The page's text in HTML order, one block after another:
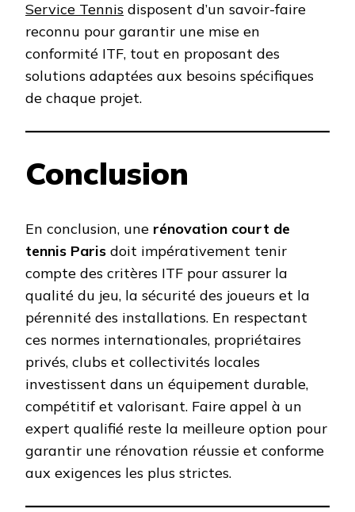
Service Tennis disposent d’un savoir-faire
reconnu pour garantir une mise en
conformité ITF, tout en proposant des
solutions adaptées aux besoins spécifiques
de chaque projet.
Conclusion
En conclusion, une rénovation court de
tennis Paris doit impérativement tenir
compte des critères ITF pour assurer la
qualité du jeu, la sécurité des joueurs et la
pérennité des installations. En respectant
ces normes internationales, propriétaires
privés, clubs et collectivités locales
investissent dans un équipement durable,
compétitif et valorisant. Faire appel à un
expert qualifié reste la meilleure option pour
garantir une rénovation réussie et conforme
aux exigences les plus strictes.